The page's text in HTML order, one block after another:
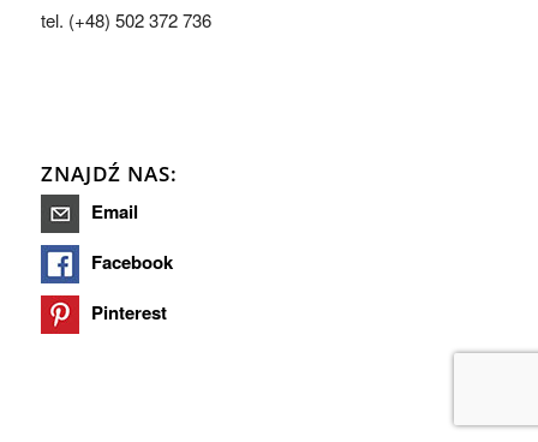
tel. (+48) 502 372 736
ZNAJDŹ NAS:
Email
Facebook
Pinterest